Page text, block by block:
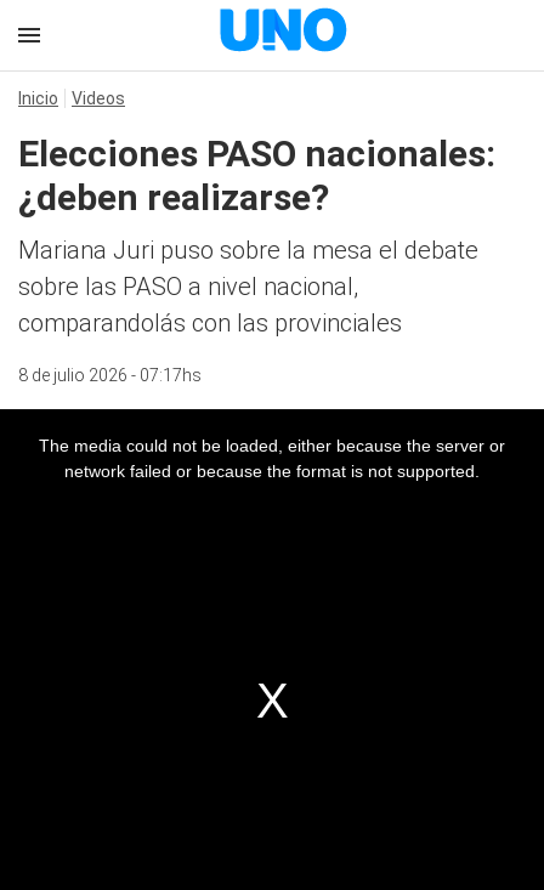
Inicio Videos
Elecciones PASO nacionales:
¿deben realizarse?
Mariana Juri puso sobre la mesa el debate
sobre las PASO a nivel nacional,
comparandolás con las provinciales
8 de julio 2026 - 07:17hs
The media could not be loaded, either because the server or
network failed or because the format is not supported.